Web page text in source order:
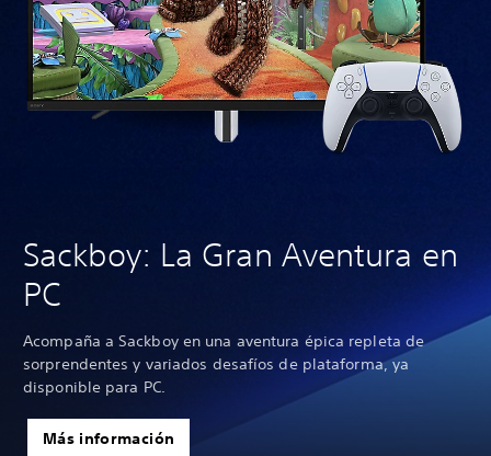
Sackboy: La Gran Aventura en
PC
Acompaña a Sackboy en una aventura épica repleta de
sorprendentes y variados desafíos de plataforma, ya
disponible para PC.
Más información